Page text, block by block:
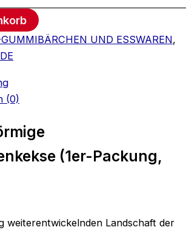
UND ESSWAREN,
(0)
(1er-Packung,
weiterentwickelnden Landschaft der